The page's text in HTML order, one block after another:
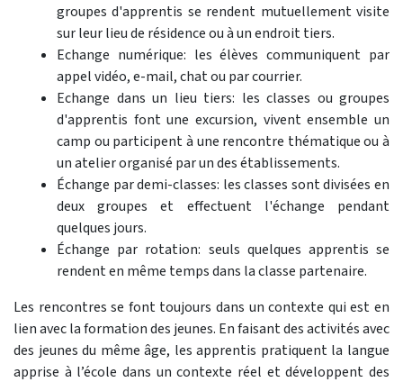
groupes d'apprentis se rendent mutuellement visite
sur leur lieu de résidence ou à un endroit tiers.
Echange numérique: les élèves communiquent par
appel vidéo, e-mail, chat ou par courrier.
Echange dans un lieu tiers: les classes ou groupes
d'apprentis font une excursion, vivent ensemble un
camp ou participent à une rencontre thématique ou à
un atelier organisé par un des établissements.
Échange par demi-classes: les classes sont divisées en
deux groupes et effectuent l'échange pendant
quelques jours.
Échange par rotation: seuls quelques apprentis se
rendent en même temps dans la classe partenaire.
Les rencontres se font toujours dans un contexte qui est en
lien avec la formation des jeunes. En faisant des activités avec
des jeunes du même âge, les apprentis pratiquent la langue
apprise à l’école dans un contexte réel et développent des